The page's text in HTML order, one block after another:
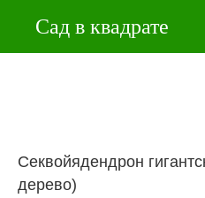
Секвойядендрон
дерево)
Сад в квадрате